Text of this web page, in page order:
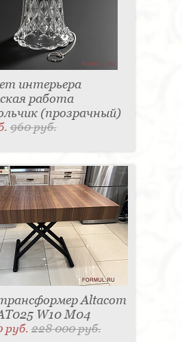
интерьера
работа
(прозрачный)
960 руб.
Altacom
W10 M04
руб.228 000 руб.